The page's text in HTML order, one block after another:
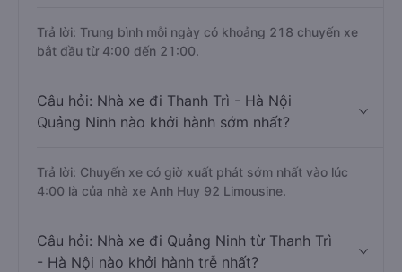
Trả lời: Trung bình mỗi ngày có khoảng 218 chuyến xe
bắt đầu từ 4:00 đến 21:00.
Câu hỏi: Nhà xe đi Thanh Trì - Hà Nội
Quảng Ninh nào khởi hành sớm nhất?
Trả lời: Chuyến xe có giờ xuất phát sớm nhất vào lúc
4:00 là của nhà xe Anh Huy 92 Limousine.
Câu hỏi: Nhà xe đi Quảng Ninh từ Thanh Trì
- Hà Nội nào khởi hành trễ nhất?